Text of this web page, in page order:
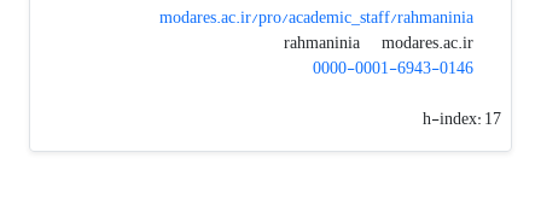
modares.ac.ir/pro/academic_staff/rahmaninia
rahmaninia
modares.ac.ir
0000-0001-6943-0146
h-index:17